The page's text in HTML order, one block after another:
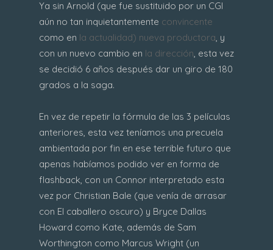
Ya sin Arnold (que fue sustituido por un CGI
aún no tan inquietantemente convincente
como en la actualidad) nueva productora, y
con un nuevo cambio en la dirección, esta vez
se decidió 6 años después dar un giro de 180
grados a la saga.
En vez de repetir la fórmula de las 3 películas
anteriores, esta vez teníamos una precuela
ambientada por fin en ese terrible futuro que
apenas habíamos podido ver en forma de
flashback, con un Connor interpretado esta
vez por Christian Bale (que venía de arrasar
con El caballero oscuro) y Bryce Dallas
Howard como Kate, además de Sam
Worthington como Marcus Wright (un